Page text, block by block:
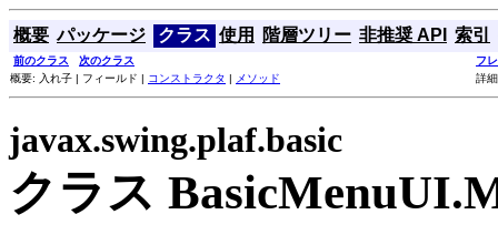
概要 パッケージ クラス 使用 階層ツリー 非推奨 API 索引
前のクラス 次のクラス
フ
概要: 入れ子 | フィールド | コンストラクタ | メソッド 詳
javax.swing.plaf.basic
クラス